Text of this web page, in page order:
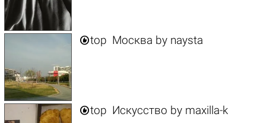
top Москва by naysta
top Искусство by maxilla-k